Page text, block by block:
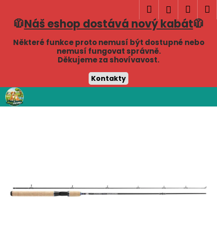
🧥Náš eshop dostává nový kabát🧥
Některé funkce proto nemusí být dostupné nebo
nemusí fungovat správně.
Děkujeme za shovívavost.
Kontakty
Přejít
na
obsah
Hledat
košík
Zpět
Zpět
o
t
t